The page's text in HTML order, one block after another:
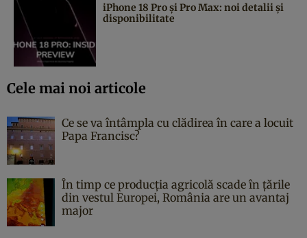
iPhone 18 Pro și Pro Max: noi detalii și
disponibilitate
Cele mai noi articole
Ce se va întâmpla cu clădirea în care a locuit
Papa Francisc?
În timp ce producția agricolă scade în țările
din vestul Europei, România are un avantaj
major